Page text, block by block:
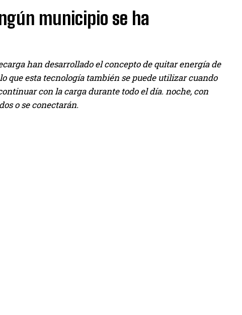
municipio se ha
han desarrollado el concepto de quitar energía de
que esta tecnología también se puede utilizar cuando
con la carga durante todo el día. noche, con
o se conectarán.